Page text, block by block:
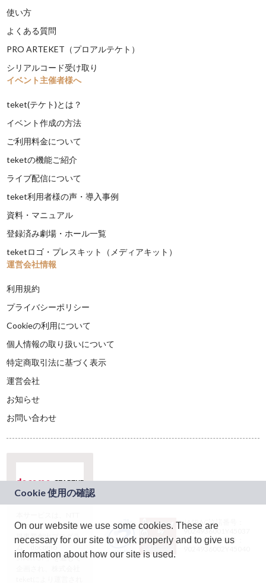
使い方
よくある質問
PRO ARTEKET（プロアルテケト）
シリアルコード受け取り
イベント主催者様へ
teket(テケト)とは？
イベント作成の方法
ご利用料金について
teketの機能ご紹介
ライブ配信について
teket利用者様の声・導入事例
資料・マニュアル
登録済み劇場・ホール一覧
teketロゴ・プレスキット（メディアキット）
運営会社情報
利用規約
プライバシーポリシー
Cookieの利用について
個人情報の取り扱いについて
特定商取引法に基づく表示
運営会社
お知らせ
お問い合わせ
ドコモグループの新
規事業創出プログラ
ム「docomo
STARTUP」を通じて
JASRAC許諾番号：
9024936001Y45037
JASRAC許諾番号：
On our website we use some cookies. These are
necessary for our site to work properly and to give us
information about how our site is used.